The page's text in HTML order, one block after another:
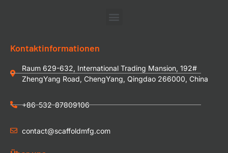
Kontaktinformationen
Raum 629-632, International Trading Mansion, 192#
ZhengYang Road, ChengYang, Qingdao 266000, China
+86-532-87809106
contact@scaffoldmfg.com